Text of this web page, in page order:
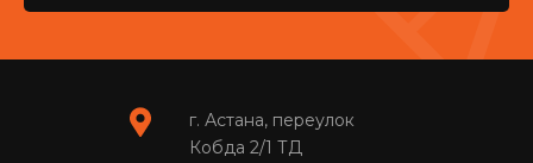
г. Астана, переулок
Кобда 2/1 ТД